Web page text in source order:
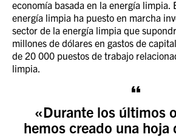
economía basada en la energía limpia.
energía limpia ha puesto en marcha
sector de la energía limpia que
millones de dólares en gastos de
de 20 000 puestos de trabajo
limpia.
«Durante los últimos
hemos creado una hoja